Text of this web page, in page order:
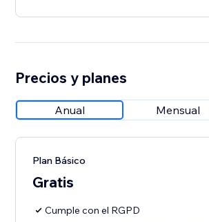
Precios y planes
Anual Mensual
Plan Básico
Gratis
Cumple con el RGPD